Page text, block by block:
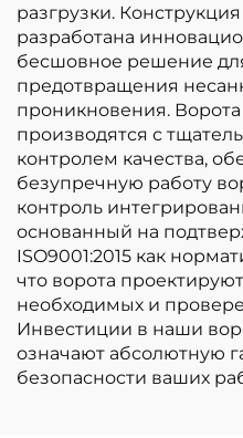
разгрузки.
разработана
бесшовное решение
предотвращения
проникновения.
производятся с
контролем качества,
безупречную работу
контроль
основанный на
ISO9001:2015 как
что ворота
необходимых и
Инвестиции в наши
означают абсолютную
безопасности ваших